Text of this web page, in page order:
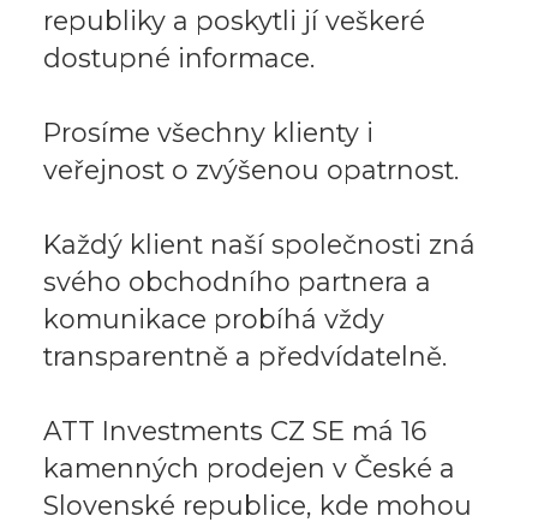
republiky a poskytli jí veškeré
dostupné informace.
Prosíme všechny klienty i
veřejnost o zvýšenou opatrnost.
Každý klient naší společnosti zná
svého obchodního partnera a
komunikace probíhá vždy
transparentně a předvídatelně.
ATT Investments CZ SE má 16
kamenných prodejen v České a
Slovenské republice, kde mohou